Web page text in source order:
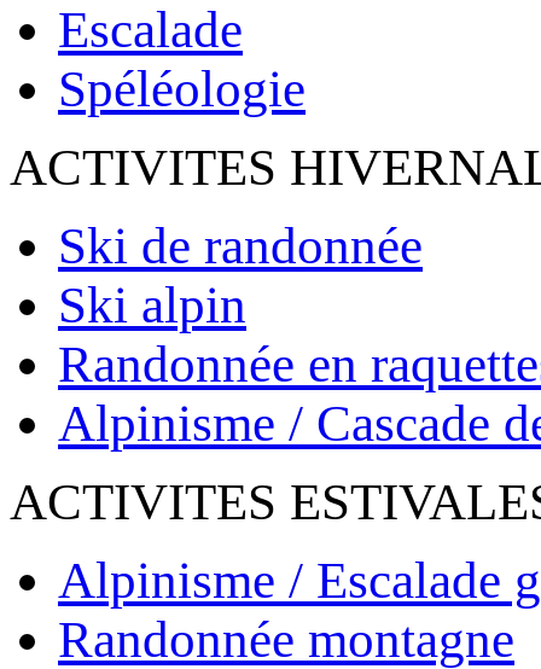
Escalade
Spéléologie
ACTIVITES
Ski de randonnée
Ski alpin
Randonnée en
Alpinisme / Cascade
ACTIVITES
Alpinisme / Escalade
Randonnée montagne